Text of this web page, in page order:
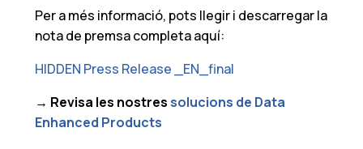
Per a més informació, pots llegir i descarregar la
nota de premsa completa aquí:
HIDDEN Press Release _EN_final
→ Revisa les nostressolucions de Data
Enhanced Products